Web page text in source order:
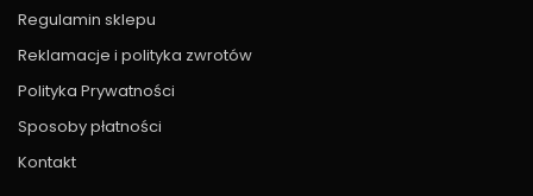
Regulamin sklepu
Reklamacje i polityka zwrotów
Polityka Prywatności
Sposoby płatności
Kontakt